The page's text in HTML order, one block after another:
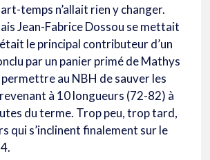
temps n’allait rien y changer.
Jean-Fabrice Dossou se mettait
le principal contributeur d’un
par un panier primé de Mathys
au NBH de sauver les
à 10 longueurs (72-82) à
du terme. Trop peu, trop tard,
qui s’inclinent finalement sur le